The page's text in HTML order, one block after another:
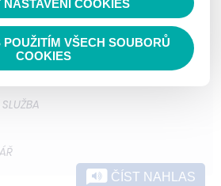
SE ZDRAVOTNÍM
ČÍST NAHLAS
NASTAVENÍ COOKIES
VŠECH SOUBORŮ
COOKIES